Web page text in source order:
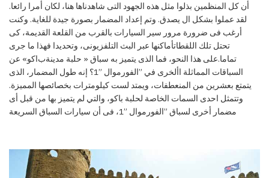
أن كل المنظمين بذلوا مثل هذه الجهود التى شاهدناها هنا، لكان أمرا رائعا.
لقد عملوا بشكل ال يصدق. وتم إعداد المضمار بصورة جيدة للغاية. وكنت
أرغب فى ضرورة مرور سير السيارات بالقرب من القلعة القديمة، كى
تحتل تلك اللقطاتأماكنها عبر البث التلفزيونى، وتحديدا فهذا ما جرى
تماما.على هذا النحو، فما الذى يتميز به سباق « حلبة مدينةباكو» عن
السباقات المماثلة األخرى في ”الفورموال ”
1؟ إنه طول المضمار، الذى
يتمتع بعشرين من المنعطفات، ويمتد لست كيلومترات بخصائصها المميزة.
وتتمثل احدى السمات الخاصة لحلبة باكو، والتي لم يتميز بها من قبل أى
مضمار أخرى لسباق ”الفورموال ”1، فى أن سيارات السباق
السريعة